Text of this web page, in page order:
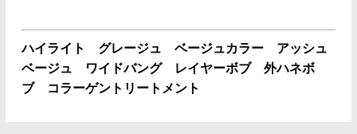
ハイライト グレージュ ベージュカラー アッシュ
ベージュ ワイドバング レイヤーボブ 外ハネボ
ブ コラーゲントリートメント